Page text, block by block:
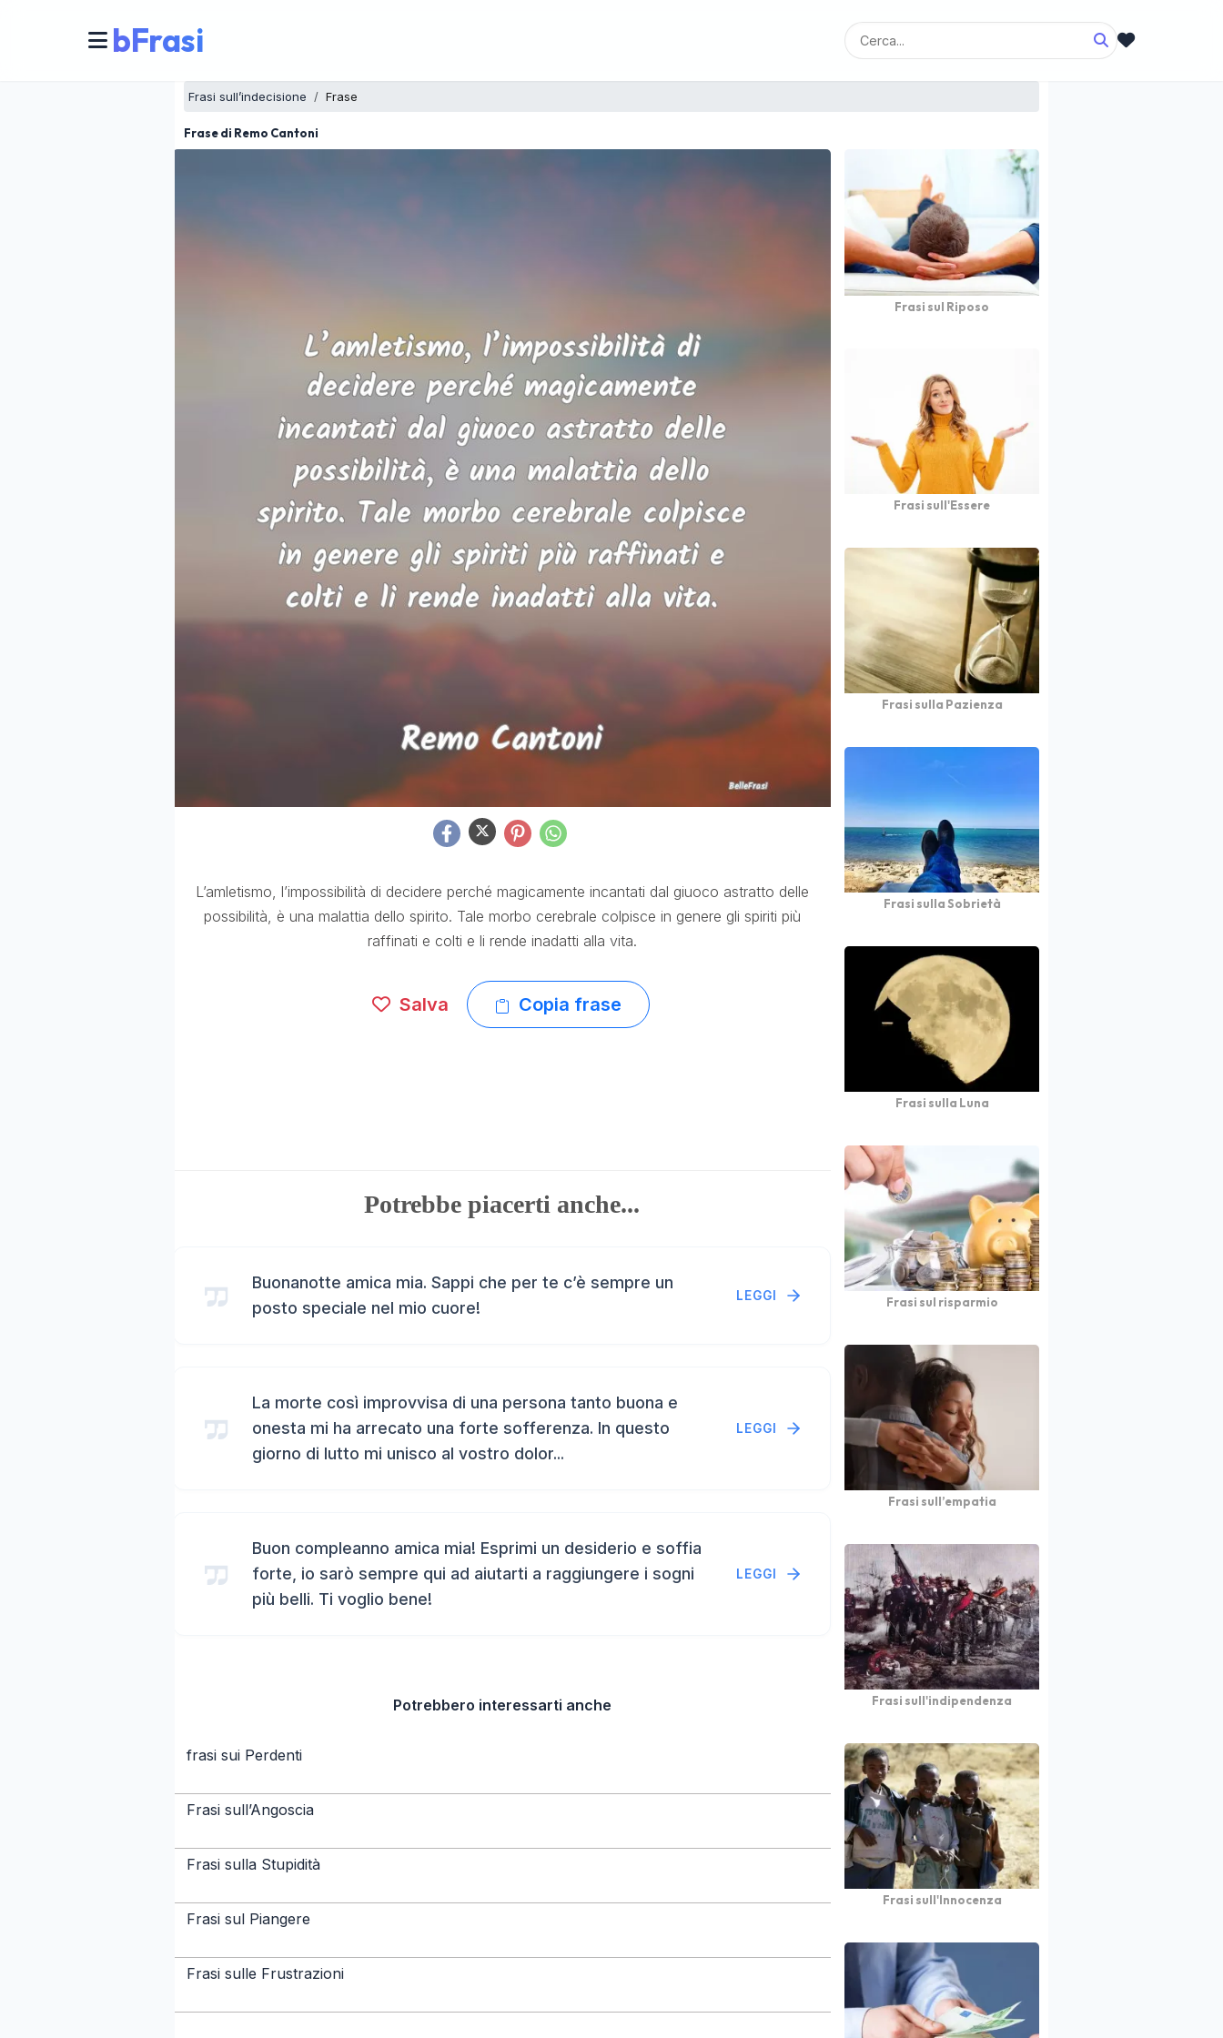
bFrasi
Frasi sull’indecisione Frase
Frase di Remo Cantoni
L’amletismo, l’impossibilità di decidere perché magicamente incantati dal giuoco astratto delle
possibilità, è una malattia dello spirito. Tale morbo cerebrale colpisce in genere gli spiriti più
raffinati e colti e li rende inadatti alla vita.
Salva Copia frase
Potrebbe piacerti anche...
Buonanotte amica mia. Sappi che per te c’è sempre un
posto speciale nel mio cuore!
LEGGI
La morte così improvvisa di una persona tanto buona e
onesta mi ha arrecato una forte sofferenza. In questo
giorno di lutto mi unisco al vostro dolor...
LEGGI
Buon compleanno amica mia! Esprimi un desiderio e soffia
forte, io sarò sempre qui ad aiutarti a raggiungere i sogni
più belli. Ti voglio bene!
LEGGI
Potrebbero interessarti anche
frasi sui Perdenti
Frasi sull’Angoscia
Frasi sulla Stupidità
Frasi sul Piangere
Frasi sulle Frustrazioni
Frasi sul Riposo
Frasi sull'Essere
Frasi sulla Pazienza
Frasi sulla Sobrietà
Frasi sulla Luna
Frasi sul risparmio
Frasi sull’empatia
Frasi sull'indipendenza
Frasi sull'Innocenza